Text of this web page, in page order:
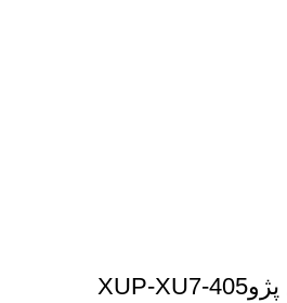
زنجیر پمپ روغن پژوXUP-XU7-405